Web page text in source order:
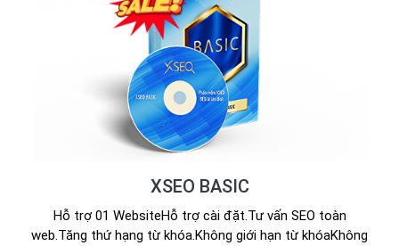
XSEO BASIC
Hỗ trợ 01 WebsiteHỗ trợ cài đặt.Tư vấn SEO toàn
web.Tăng thứ hạng từ khóa.Không giới hạn từ khóaKhông